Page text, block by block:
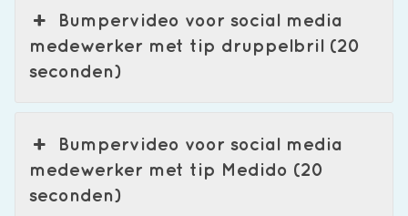
Bumpervideo voor social media
medewerker met tip druppelbril (20
seconden)
Bumpervideo voor social media
medewerker met tip Medido (20
seconden)